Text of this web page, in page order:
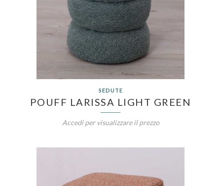
SEDUTE
POUFF LARISSA LIGHT GREEN
Accedi per visualizzare il prezzo